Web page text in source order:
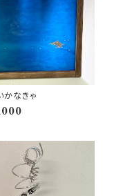
かなきゃ